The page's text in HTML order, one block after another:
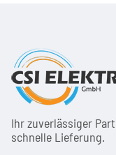
Ihr zuver­läs­siger
schnel­le Lie­ferung.